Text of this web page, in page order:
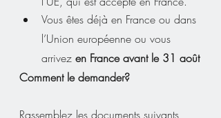
Vous êtes déjà en France ou dans
l’Union européenne ou vous
arrivez en France avant le 31 août
Comment le demander?
Rassemblez les documents suivants,